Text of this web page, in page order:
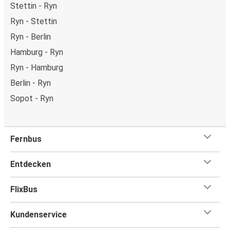
Stettin - Ryn
Ryn - Stettin
Ryn - Berlin
Hamburg - Ryn
Ryn - Hamburg
Berlin - Ryn
Sopot - Ryn
Fernbus
Entdecken
FlixBus
Kundenservice